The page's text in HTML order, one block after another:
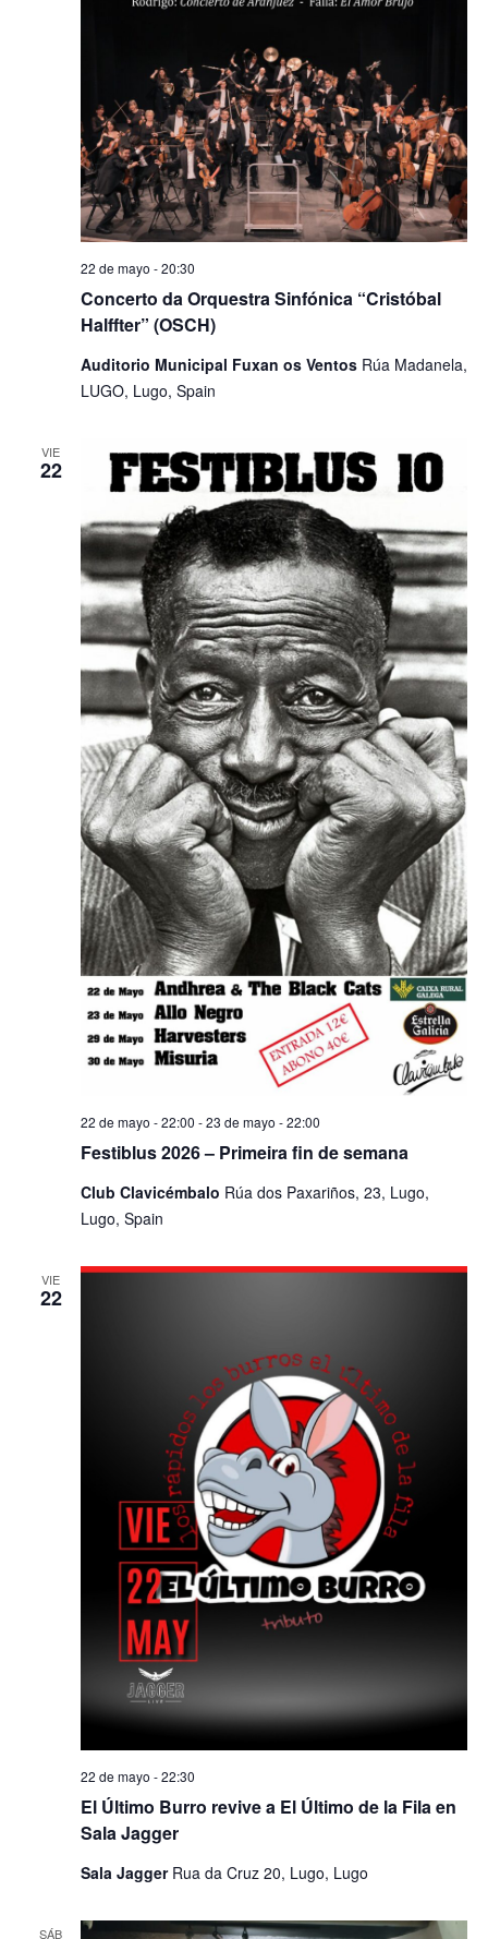
Concerto da Orquestra Sinfónica “Cristóbal
Halffter” (OSCH)
22 de mayo - 20:30
Auditorio Municipal Fuxan os Ventos Rúa Madanela,
LUGO, Lugo, Spain
VIE
22
Festiblus 2026 – Primeira fin de semana
22 de mayo - 22:00 -23 de mayo - 22:00
Club Clavicémbalo Rúa dos Paxariños, 23, Lugo,
Lugo, Spain
VIE
22
El Último Burro revive a El Último de la Fila en
Sala Jagger
22 de mayo - 22:30
Sala Jagger Rua da Cruz 20, Lugo, Lugo
SÁB